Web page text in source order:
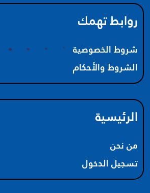
روابط تهمك
شروط الخصوصية
الشروط والأحكام
الرئيسية
من نحن
تسجيل الدخول